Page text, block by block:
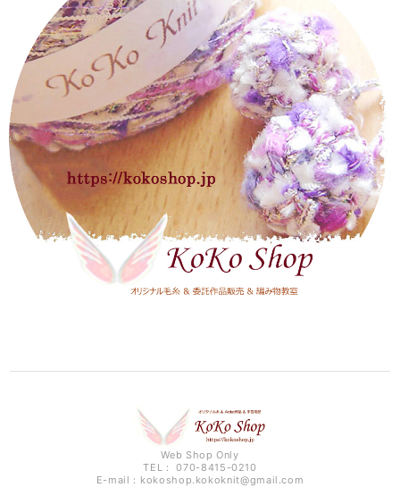
Web Shop Only
TEL： 070-8415-0210
E-mail： kokoshop.kokoknit@gmail.com